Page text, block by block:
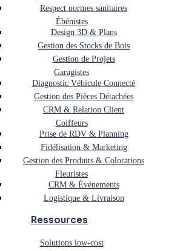
Respect normes sanitaires
Ébénistes
Design 3D & Plans
Gestion des Stocks de Bois
Gestion de Projets
Garagistes
Diagnostic Véhicule Connecté
Gestion des Pièces Détachées
CRM & Relation Client
Coiffeurs
Prise de RDV & Planning
Fidélisation & Marketing
Gestion des Produits & Colorations
Fleuristes
CRM & Événements
Logistique & Livraison
Ressources
Solutions low-cost